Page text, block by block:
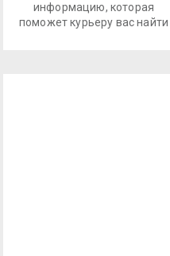
информацию, которая
поможет курьеру вас найти